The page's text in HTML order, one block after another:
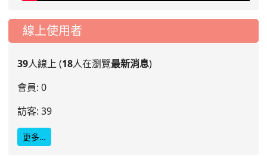
線上使用者
39人線上 (18人在瀏覽最新消息)
會員: 0
訪客: 39
更多…